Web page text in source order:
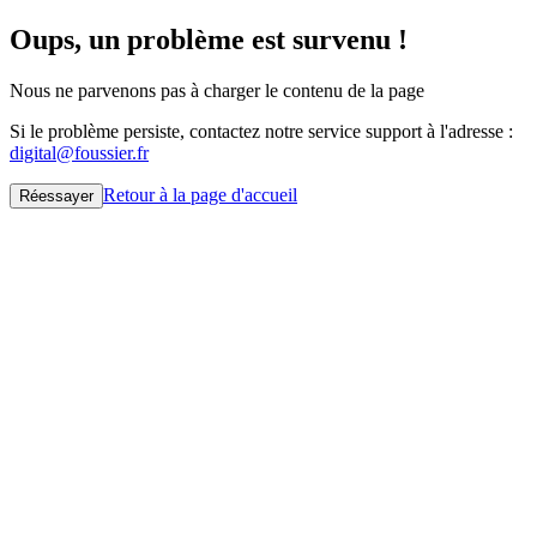
Oups, un problème est survenu !
Nous ne parvenons pas à charger le contenu de la page
Si le problème persiste, contactez notre service support à l'adresse :
digital@foussier.fr
Réessayer Retour à la page d'accueil